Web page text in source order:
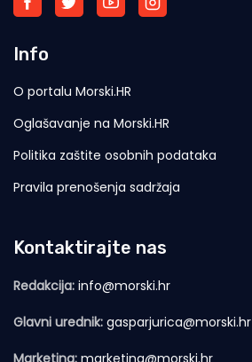
Info
O portalu Morski.HR
Oglašavanje na Morski.HR
Politika zaštite osobnih podataka
Pravila prenošenja sadržaja
Kontaktirajte nas
Redakcija: info@morski.hr
Glavni urednik: gasparjurica@morski.hr